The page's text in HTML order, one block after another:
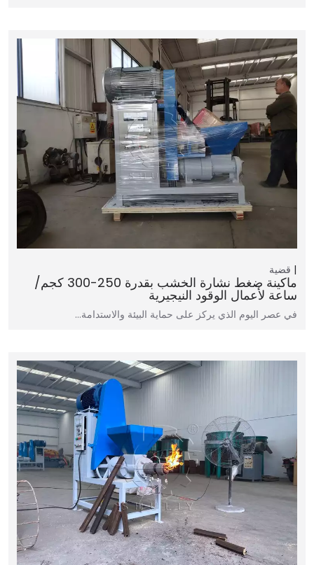
قضية
ماكينة ضغط نشارة الخشب بقدرة 250-300 كجم/
ساعة لأعمال الوقود النيجيرية
في عصر اليوم الذي يركز على حماية البيئة والاستدامة…